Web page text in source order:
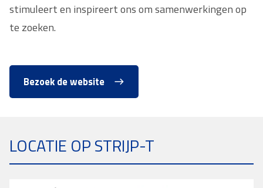
stimuleert en inspireert ons om samenwerkingen op
te zoeken.
Bezoek de website
LOCATIE OP STRIJP-T